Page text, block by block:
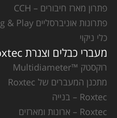
פתרון מארז חיבורים – CCH
פתרונות אוניברסליים Plug & Play
כלי ניקוי
מעברי כבלים וצנרת Roxtec
רוקסטק ™Multidiameter
מתכנן המעברים של Roxtec
Roxtec – בנייה
Roxtec – ארונות ומארזים